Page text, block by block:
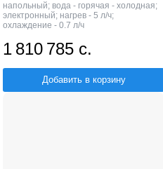
напольный; вода - горячая - холодная;
электронный; нагрев - 5 л/ч;
охлаждение - 0.7 л/ч
1 810 785 с.
Добавить в корзину